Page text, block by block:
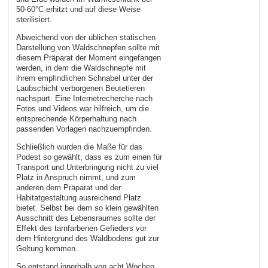
50-60°C erhitzt und auf diese Weise
sterilisiert.
Abweichend von der üblichen statischen
Darstellung von Waldschnepfen sollte mit
diesem Präparat der Moment eingefangen
werden, in dem die Waldschnepfe mit
ihrem empfindlichen Schnabel unter der
Laubschicht verborgenen Beutetieren
nachspürt. Eine Internetrecherche nach
Fotos und Videos war hilfreich, um die
entsprechende Körperhaltung nach
passenden Vorlagen nachzuempfinden.
Schließlich wurden die Maße für das
Podest so gewählt, dass es zum einen für
Transport und Unterbringung nicht zu viel
Platz in Anspruch nimmt, und zum
anderen dem Präparat und der
Habitatgestaltung ausreichend Platz
bietet. Selbst bei dem so klein gewählten
Ausschnitt des Lebensraumes sollte der
Effekt des tarnfarbenen Gefieders vor
dem Hintergrund des Waldbodens gut zur
Geltung kommen.